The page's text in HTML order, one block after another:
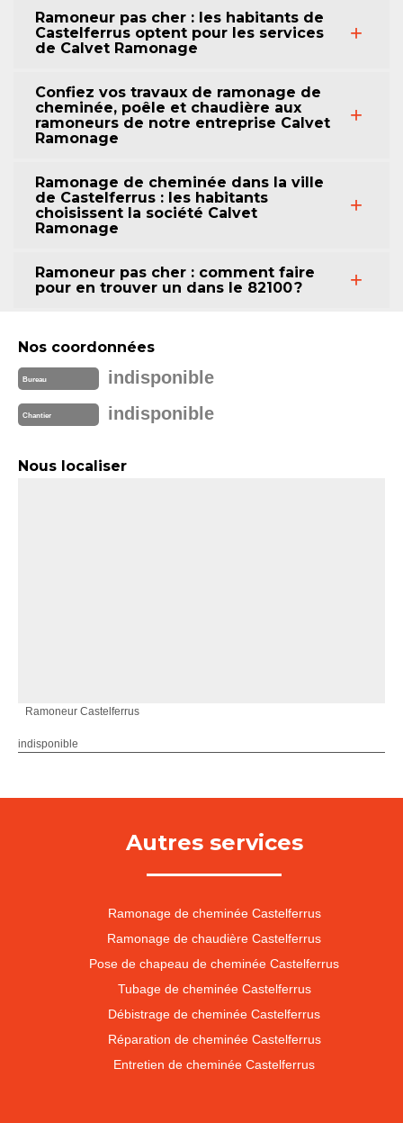
Ramoneur pas cher : les habitants de
Castelferrus optent pour les services
de Calvet Ramonage
Confiez vos travaux de ramonage de
cheminée, poêle et chaudière aux
ramoneurs de notre entreprise Calvet
Ramonage
Ramonage de cheminée dans la ville
de Castelferrus : les habitants
choisissent la société Calvet
Ramonage
Ramoneur pas cher : comment faire
pour en trouver un dans le 82100 ?
Nos coordonnées
Bureau indisponible
Chantier indisponible
Nous localiser
Ramoneur Castelferrus
indisponible
Autres services
Ramonage de cheminée Castelferrus
Ramonage de chaudière Castelferrus
Pose de chapeau de cheminée Castelferrus
Tubage de cheminée Castelferrus
Débistrage de cheminée Castelferrus
Réparation de cheminée Castelferrus
Entretien de cheminée Castelferrus